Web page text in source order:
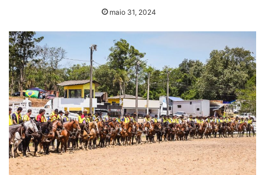
maio 31, 2024